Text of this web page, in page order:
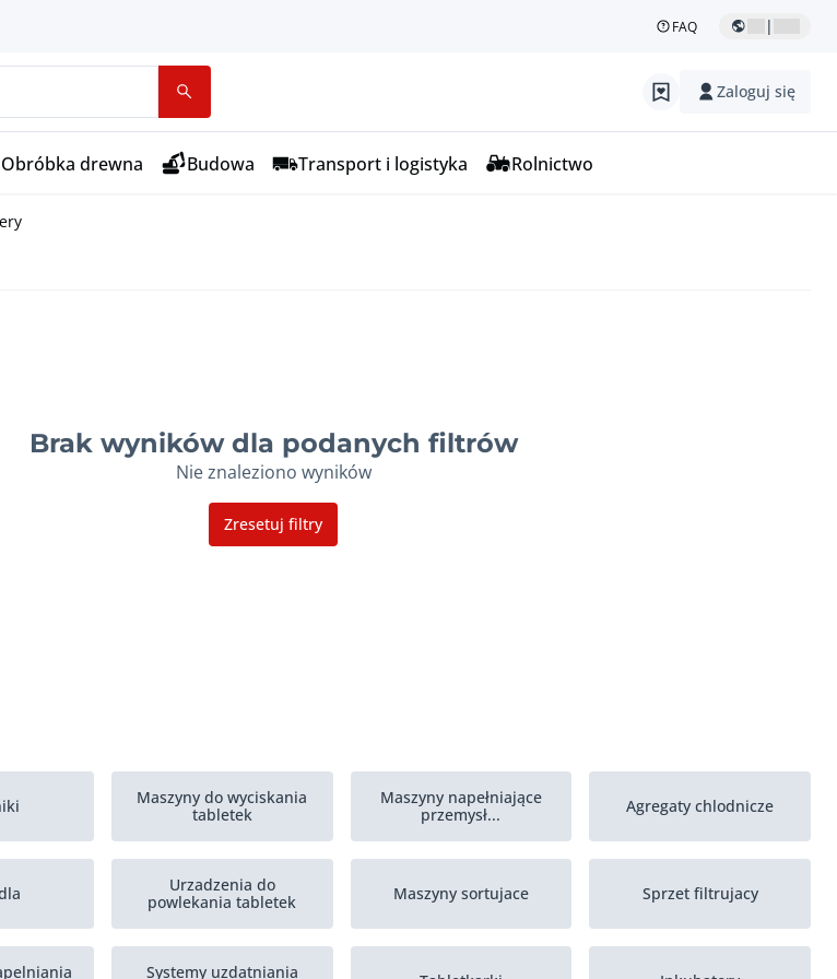
FAQ |
Zaloguj się
Obróbka drewna Budowa Transport i logistyka Rolnictwo
Brak wyników dla podanych filtrów
Nie znaleziono wyników
Zresetuj filtry
Maszyny do wyciskania
tabletek
Maszyny napełniające
przemysł...
Agregaty chlodnicze
Urzadzenia do
powlekania tabletek
Maszyny sortujace Sprzet filtrujacy
Systemy uzdatniania